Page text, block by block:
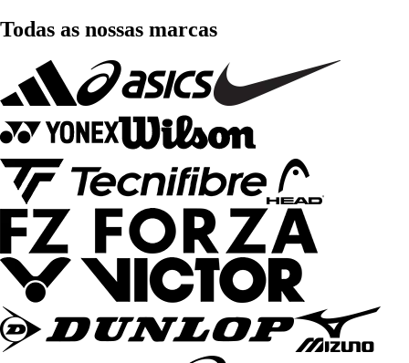
Todas as nossas marcas